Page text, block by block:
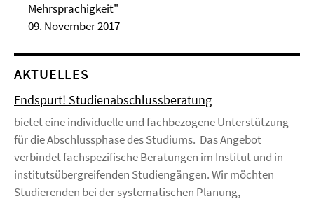
Mehrsprachigkeit"
09. November 2017
AKTUELLES
Endspurt! Studienabschlussberatung
bietet eine individuelle und fachbezogene Unterstützung
für die Abschlussphase des Studiums. Das Angebot
verbindet fachspezifische Beratungen im Institut und in
institutsübergreifenden Studiengängen. Wir möchten
Studierenden bei der systematischen Planung,